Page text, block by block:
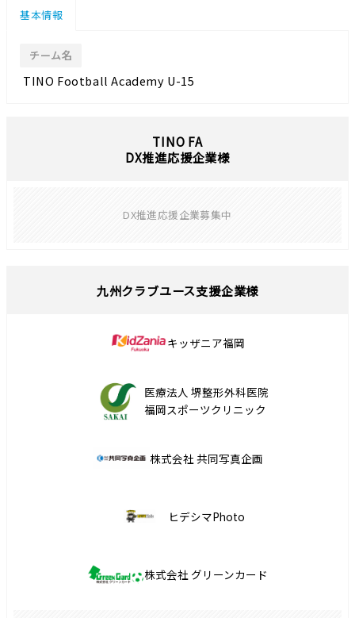
基本情報
チーム名
TINO Football Academy U-15
TINO FA
DX推進応援企業様
DX推進応援企業募集中
九州クラブユース支援企業様
キッザニア福岡
医療法人 堺整形外科医院
福岡スポーツクリニック
株式会社 共同写真企画
ヒデシマPhoto
株式会社 グリーンカード